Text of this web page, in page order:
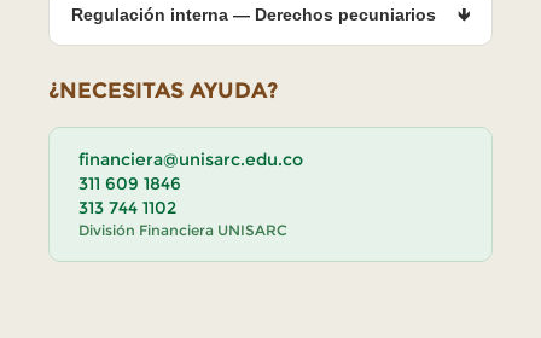
Regulación interna — Derechos pecuniarios 🡻
¿NECESITAS AYUDA?
financiera@unisarc.edu.co
311 609 1846
313 744 1102
División Financiera UNISARC